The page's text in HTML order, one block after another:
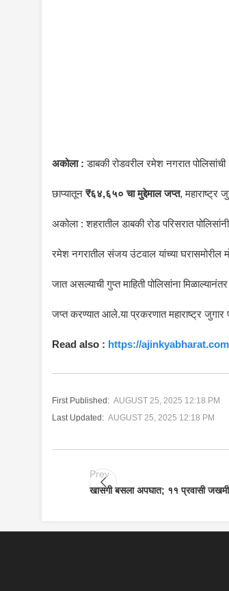
अकोला : डाबकी रोडवरील रमेश नगरात
छाप्यातून ₹६४,६५० चा मुद्देमाल जप्त, महाराष्ट्र
अकोला : शहरातील डाबकी रोड परिसरात
रमेश नगरातील संजय उंटवाल यांच्या घरासमोरील
जात असल्याची गुप्त माहिती पोलिसांना
जप्त करण्यात आले.या प्रकरणात महाराष्ट्र
Read also : https://
First Published: AUGUST 25, 2025 12:18 PM
Last Updated: AUGUST 25, 2025 12:18 PM
Prev
खासगी बसला अपघात; ११ प्रवासी जखमी